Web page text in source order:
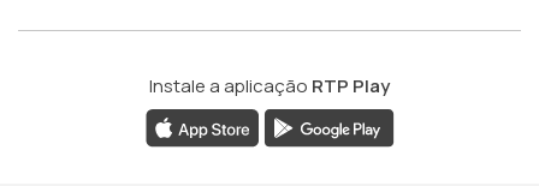
Instale a aplicação RTP Play